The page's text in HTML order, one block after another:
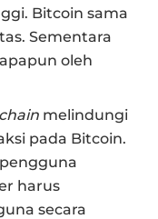
Bitcoin sama
Sementara
oleh
melindungi
pada Bitcoin.
harus
secara